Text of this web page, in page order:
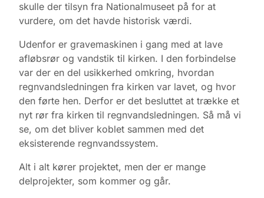
skulle der tilsyn fra Nationalmuseet på for at
vurdere, om det havde historisk værdi.
Udenfor er gravemaskinen i gang med at lave
afløbsrør og vandstik til kirken. I den forbindelse
var der en del usikkerhed omkring, hvordan
regnvandsledningen fra kirken var lavet, og hvor
den førte hen. Derfor er det besluttet at trække et
nyt rør fra kirken til regnvandsledningen. Så må vi
se, om det bliver koblet sammen med det
eksisterende regnvandssystem.
Alt i alt kører projektet, men der er mange
delprojekter, som kommer og går.